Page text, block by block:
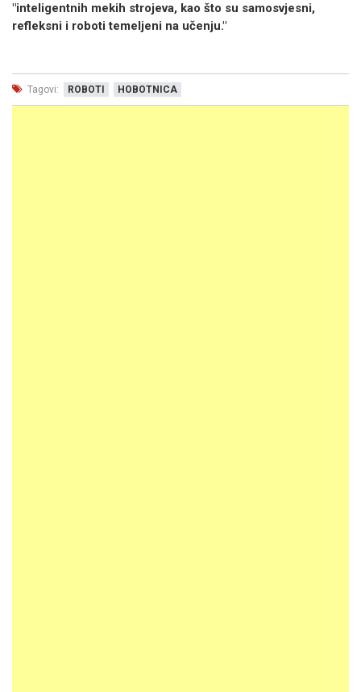
"inteligentnih mekih strojeva, kao što su samosvjesni,
refleksni i roboti temeljeni na učenju."
Tagovi: ROBOTI HOBOTNICA